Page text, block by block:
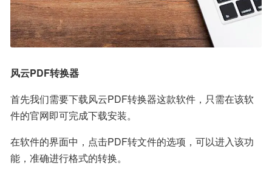
风云PDF转换器
首先我们需要下载风云PDF转换器这款软件，只需在该软
件的官网即可完成下载安装。
在软件的界面中，点击PDF转文件的选项，可以进入该功
能，准确进行格式的转换。